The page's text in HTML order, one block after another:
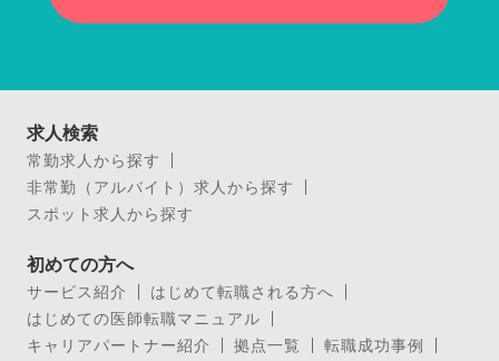
求人検索
常勤求人から探す
非常勤（アルバイト）求人から探す
スポット求人から探す
初めての方へ
サービス紹介
はじめて転職される方へ
はじめての医師転職マニュアル
キャリアパートナー紹介
拠点一覧
転職成功事例